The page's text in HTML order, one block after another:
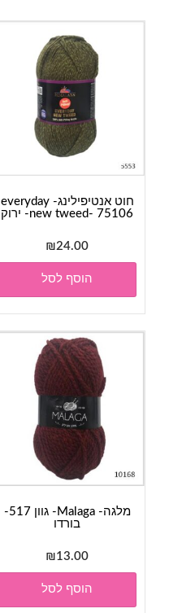
חוט אנטיפילינג- everyday
new tweed- 75106- ירוק
₪24.00
הוסף לסל
מלגה- Malaga- גוון 517-
בורדו
₪13.00
הוסף לסל